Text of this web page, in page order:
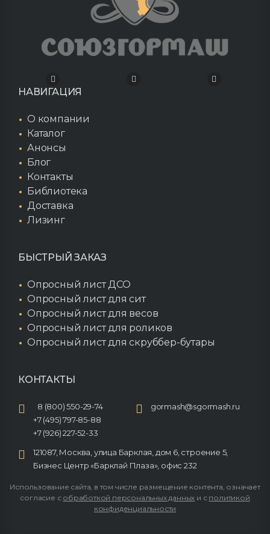
НАВИГАЦИЯ
О компании
Каталог
Анонсы
Блог
Контакты
Библиотека
Доставка
Лизинг
БЫСТРЫЙ ЗАКАЗ
Опросный лист ДСО
Опросный лист для сит
Опросный лист для весов
Опросный лист для роликов
Опросный лист для скруббер-бутары
КОНТАКТЫ
8 (800) 550-29-74
+7 (495) 797-85-88
+7 (926) 227-52-33
gormash@sgormash.ru
121087, Москва, улица Барклая, дом 6, строение 5,
Бизнес Центр «Барклай Плаза», офис 232
Использование сайта, в том числе размещение контента, означает
согласие с обработкой персональных данных и с политикой
конфиденциальности